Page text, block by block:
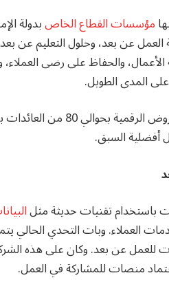
مؤسسات القطاع الخاصبدولة
عن بعد، وحلول التعليم عن بعد،
والحفاظ على رضى
المدى الطويل.
أفضلية السبق.
باستخدام تقنيات حديثة مثل
العملاء. وبات التحدي الحالي
للعمل عن بعد. وكان على هذه
منصات للمشاركة في العمل.